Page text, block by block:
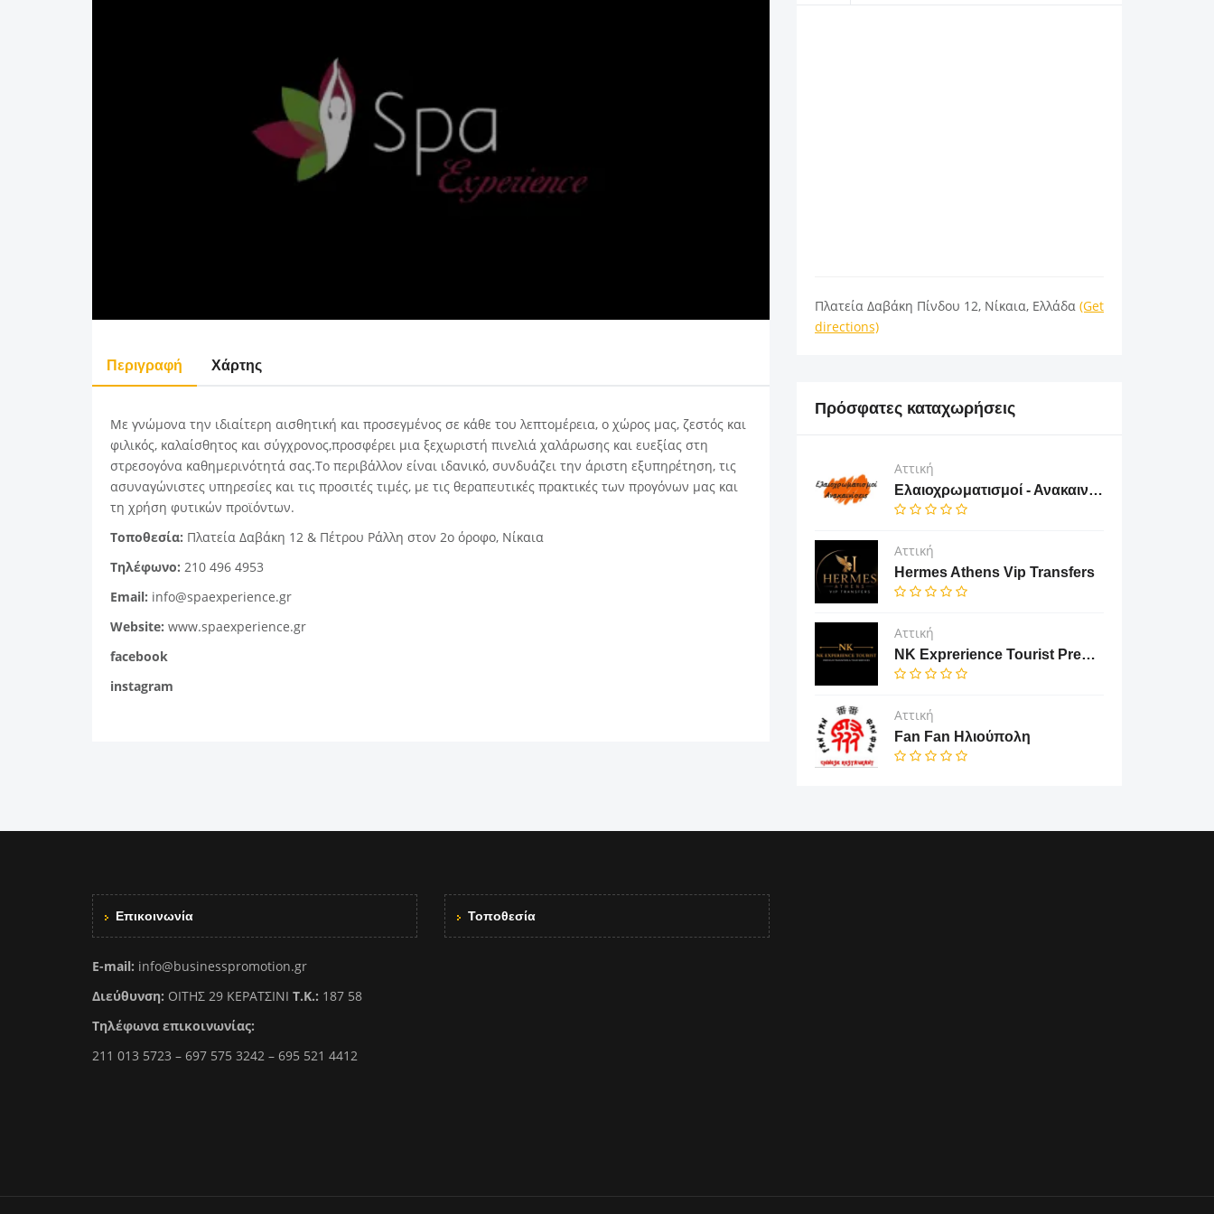
Περιγραφή Χάρτης
Με γνώμονα την ιδιαίτερη αισθητική και προσεγμένος σε κάθε του λεπτομέρεια, ο χώρος μας, ζεστός και
φιλικός, καλαίσθητος και σύγχρονος,προσφέρει μια ξεχωριστή πινελιά χαλάρωσης και ευεξίας στη
στρεσογόνα καθημερινότητά σας.Το περιβάλλον είναι ιδανικό, συνδυάζει την άριστη εξυπηρέτηση, τις
ασυναγώνιστες υπηρεσίες και τις προσιτές τιμές, με τις θεραπευτικές πρακτικές των προγόνων μας και
τη χρήση φυτικών προϊόντων.
Τοποθεσία: Πλατεία Δαβάκη 12 & Πέτρου Ράλλη στον 2ο όροφο, Νίκαια
Τηλέφωνο: 210 496 4953
Email: info@spaexperience.gr
Website: www.spaexperience.gr
facebook
instagram
Πλατεία Δαβάκη Πίνδου 12, Νίκαια, Ελλάδα (Get
directions)
Πρόσφατες καταχωρήσεις
Αττική
Ελαιοχρωματισμοί - Ανακαινίσεις
Αττική
Hermes Athens Vip Transfers
Αττική
NK Exprerience Tourist Prenium Transfers & Tours
Αττική
Fan Fan Ηλιούπολη
Επικοινωνία
E-mail: info@businesspromotion.gr
Διεύθυνση: ΟΙΤΗΣ 29 ΚΕΡΑΤΣΙΝΙ Τ.Κ.: 187 58
Τηλέφωνα επικοινωνίας:
211 013 5723 – 697 575 3242 – 695 521 4412
Τοποθεσία